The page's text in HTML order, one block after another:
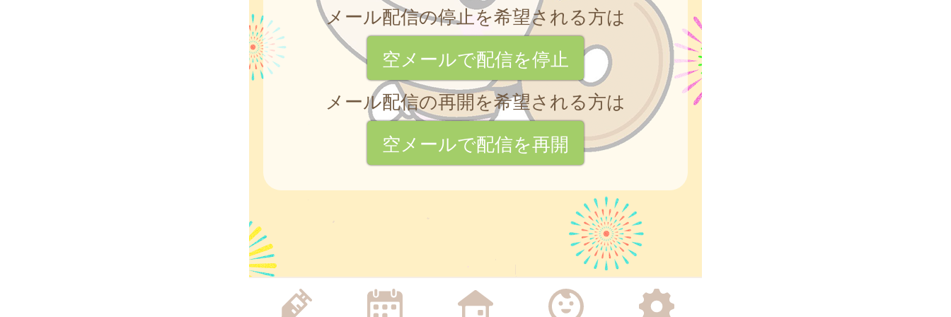
メール配信の停止を希望される方は
空メールで配信を停止
メール配信の再開を希望される方は
空メールで配信を再開